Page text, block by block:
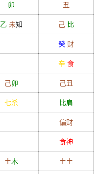
卯 丑
乙 未知 己 比
癸 财
辛 食
己卯 己丑
七杀 比肩
偏财
食神
土木 土土